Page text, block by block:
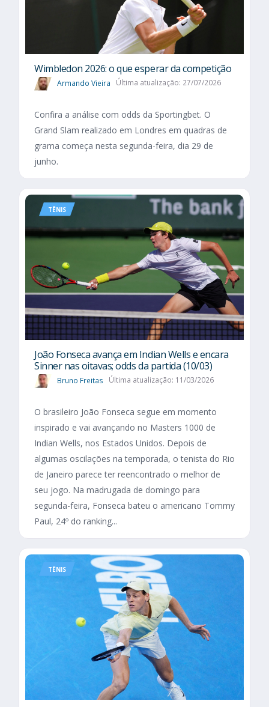
Wimbledon 2026: o que esperar da competição
Armando Vieira Última atualização: 27/07/2026
Confira a análise com odds da Sportingbet. O
Grand Slam realizado em Londres em quadras de
grama começa nesta segunda-feira, dia 29 de
junho.
TÊNIS
João Fonseca avança em Indian Wells e encara
Sinner nas oitavas; odds da partida (10/03)
Bruno Freitas Última atualização: 11/03/2026
O brasileiro João Fonseca segue em momento
inspirado e vai avançando no Masters 1000 de
Indian Wells, nos Estados Unidos. Depois de
algumas oscilações na temporada, o tenista do Rio
de Janeiro parece ter reencontrado o melhor de
seu jogo. Na madrugada de domingo para
segunda-feira, Fonseca bateu o americano Tommy
Paul, 24º do ranking...
TÊNIS